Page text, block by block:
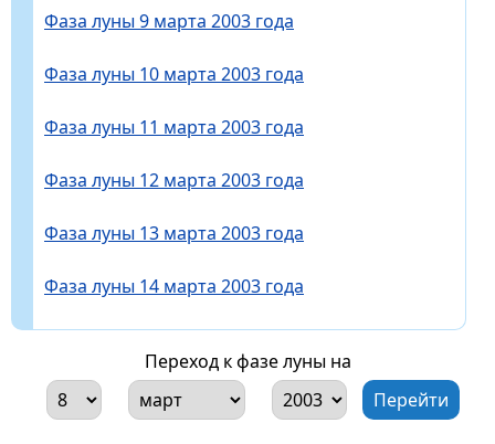
Фаза луны 9 марта 2003 года
Фаза луны 10 марта 2003 года
Фаза луны 11 марта 2003 года
Фаза луны 12 марта 2003 года
Фаза луны 13 марта 2003 года
Фаза луны 14 марта 2003 года
Переход к фазе луны на